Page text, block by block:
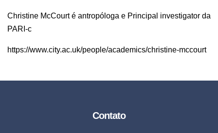
Christine McCourt é antropóloga e Principal investigator da
PARI-c
https://www.city.ac.uk/people/academics/christine-mccourt
Contato